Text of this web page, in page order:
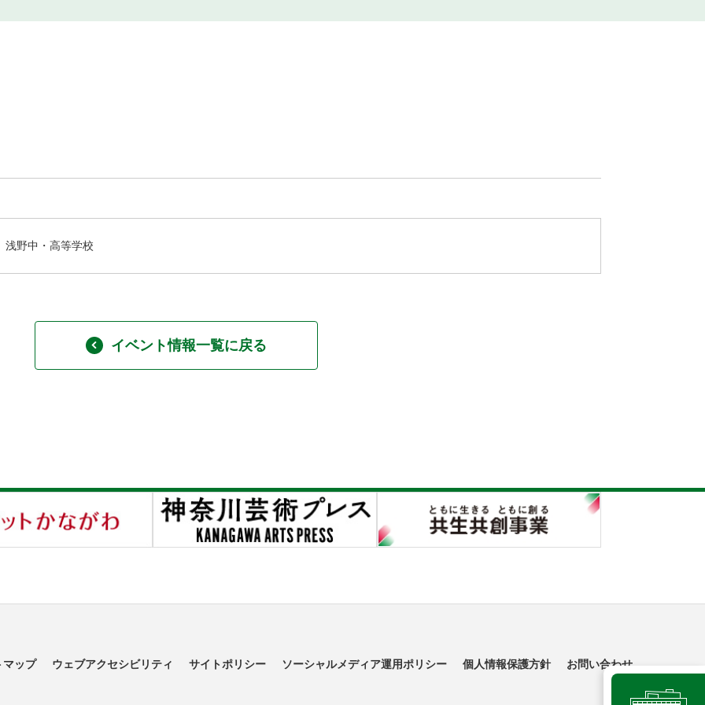
浅野中・高等学校
イベント情報一覧に戻る
マップ ウェブアクセシビリティ サイトポリシー ソーシャルメディア運用ポリシー 個人情報保護方針 お問い合わせ